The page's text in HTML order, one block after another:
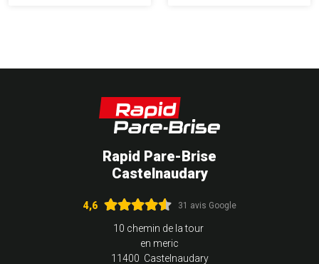
Rapid Pare-Brise
Castelnaudary
4,6 31 avis Google
10 chemin de la tour
en meric
11400 Castelnaudary